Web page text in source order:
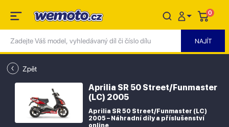
0
Zpět
Aprilia SR 50 Street/Funmaster
(LC) 2005
Aprilia SR 50 Street/Funmaster (LC)
2005 – Náhradní díly a příslušenství
online